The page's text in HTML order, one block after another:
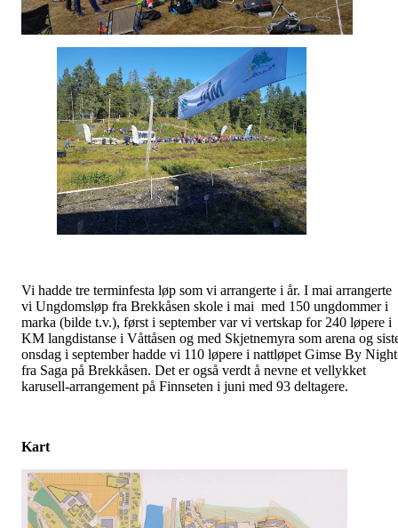
Vi hadde tre terminfesta løp som vi arrangerte i år. I mai arrangerte
vi Ungdomsløp fra Brekkåsen skole i mai med 150 ungdommer i
marka (bilde t.v.), først i september var vi vertskap for 240 løpere i
KM langdistanse i Våttåsen og med Skjetnemyra som arena og
onsdag i september hadde vi 110 løpere i nattløpet Gimse By Night
fra Saga på Brekkåsen. Det er også verdt å nevne et vellykket
karusell-arrangement på Finnseten i juni med 93 deltagere.
Kart